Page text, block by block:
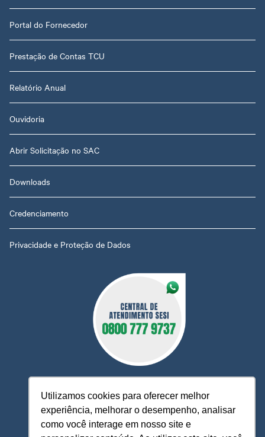
Utilizamos cookies para oferecer melhor
experiência, melhorar o desempenho, analisar
como você interage em nosso site e
Portal do Fornecedor
Prestação de Contas TCU
Relatório Anual
Ouvidoria
Abrir Solicitação no SAC
Downloads
Credenciamento
Privacidade e Proteção de Dados
O Sesi MT está à sua disposição, pronto para esclarecer
dúvidas, receber reclamações, sugestões e firmar parcerias,